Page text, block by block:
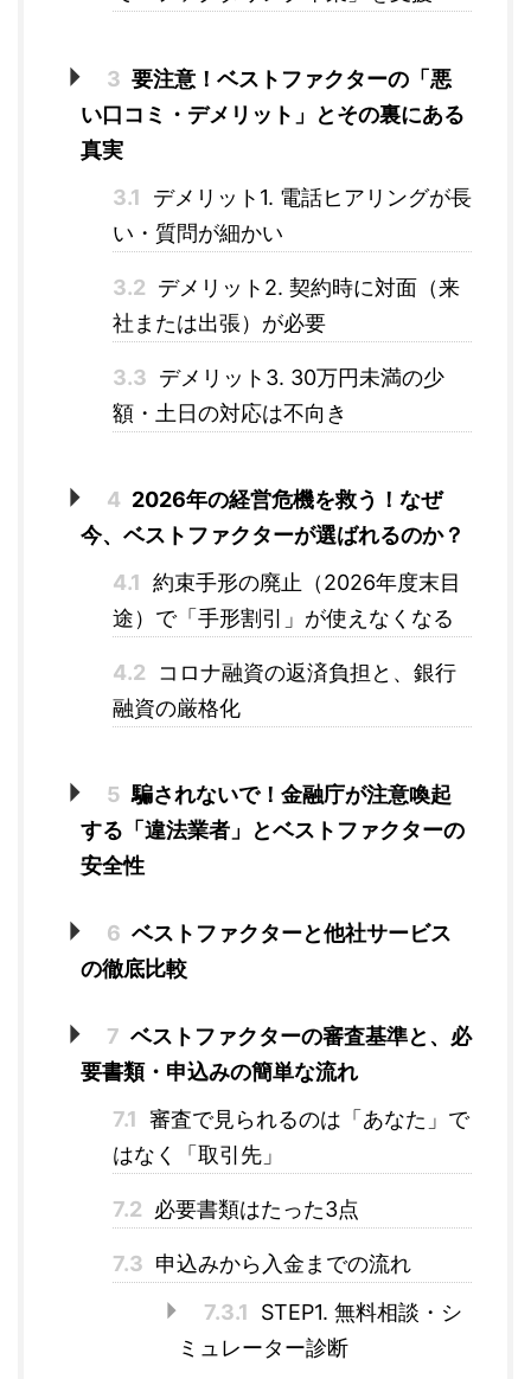
3 要注意！ベストファクターの「悪
い口コミ・デメリット」とその裏にある
真実
3.1
デメリット1. 電話ヒアリングが長
い・質問が細かい
3.2 デメリット2. 契約時に対面（来
社または出張）が必要
3.3 デメリット3. 30万円未満の少
額・土日の対応は不向き
4 2026年の経営危機を救う！なぜ
今、ベストファクターが選ばれるのか？
4.1 約束手形の廃止（2026年度末目
途）で「手形割引」が使えなくなる
4.2
コロナ融資の返済負担と、銀行
融資の厳格化
5 騙されないで！金融庁が注意喚起
する「違法業者」とベストファクターの
安全性
6 ベストファクターと他社サービス
の徹底比較
7 ベストファクターの審査基準と、必
要書類・申込みの簡単な流れ
7.1 審査で見られるのは「あなた」で
はなく「取引先」
7.2 必要書類はたった3点
7.3 申込みから入金までの流れ
7.3.1
STEP1. 無料相談・シ
ミュレーター診断